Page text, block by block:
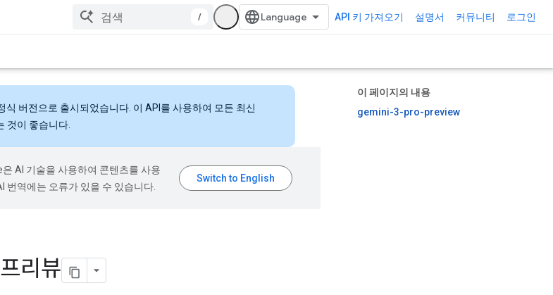
/ API 키 가져오기 설명서 커뮤니티 로그인
이 페이지의 내용
gemini-3-pro-preview
식 버전으로 출시되었습니다. 이 API를 사용하여 모든 최신
것이 좋습니다.
은 AI 기술을 사용하여 콘텐츠를 사용
번역에는 오류가 있을 수 있습니다.
리뷰